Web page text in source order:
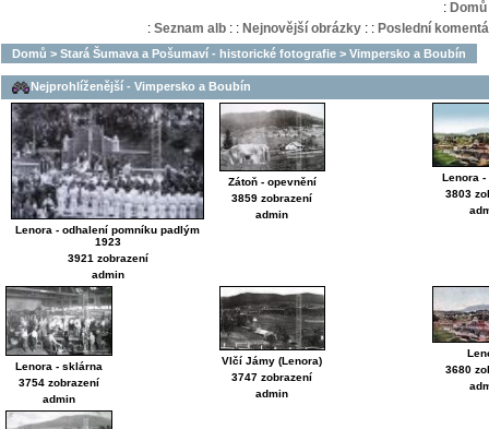
: Domů
: Seznam alb: : Nejnovější obrázky: : Poslední
Domů > Stará Šumava a Pošumaví - historické fotografie > Vimpersko a Boubín
Nejprohlíženější - Vimpersko a Boubín
Lenora - odhalení pomníku padlým
1923
3921 zobrazení
admin
Zátoň - opevnění
3859 zobrazení
admin
Lenora
3803
Lenora - sklárna
3754 zobrazení
admin
Vlčí Jámy (Lenora)
3747 zobrazení
admin
3680